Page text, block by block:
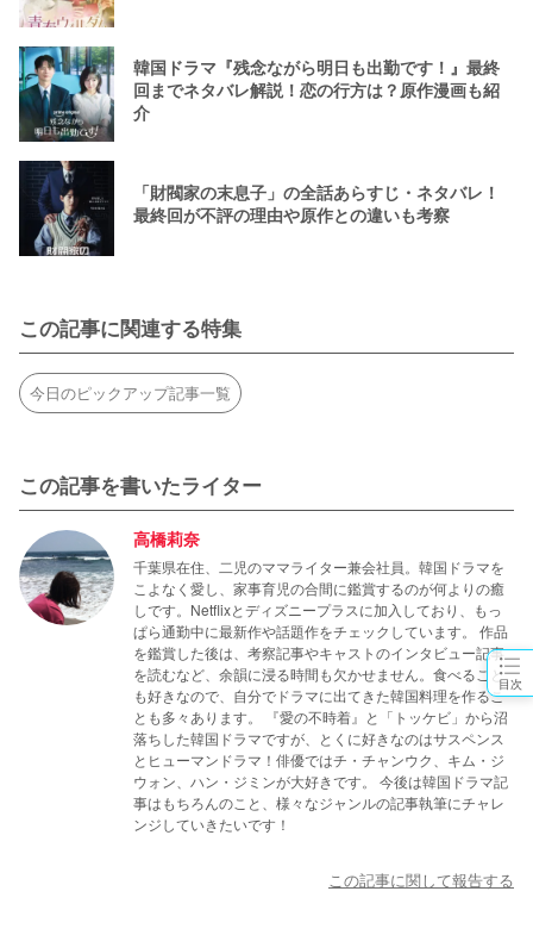
目次
韓国ドラマ『残念ながら明日も出勤です！』最終
回までネタバレ解説！恋の行方は？原作漫画も紹
介
「財閥家の末息子」の全話あらすじ・ネタバレ！
最終回が不評の理由や原作との違いも考察
この記事に関連する特集
今日のピックアップ記事一覧
この記事を書いたライター
高橋莉奈
千葉県在住、二児のママライター兼会社員。韓国ドラマを
こよなく愛し、家事育児の合間に鑑賞するのが何よりの癒
しです。Netflixとディズニープラスに加入しており、もっ
ぱら通勤中に最新作や話題作をチェックしています。 作品
を鑑賞した後は、考察記事やキャストのインタビュー記事
を読むなど、余韻に浸る時間も欠かせません。食べること
も好きなので、自分でドラマに出てきた韓国料理を作るこ
とも多々あります。 『愛の不時着』と「トッケビ」から沼
落ちした韓国ドラマですが、とくに好きなのはサスペンス
とヒューマンドラマ！俳優ではチ・チャンウク、キム・ジ
ウォン、ハン・ジミンが大好きです。 今後は韓国ドラマ記
事はもちろんのこと、様々なジャンルの記事執筆にチャレ
ンジしていきたいです！
この記事に関して報告する